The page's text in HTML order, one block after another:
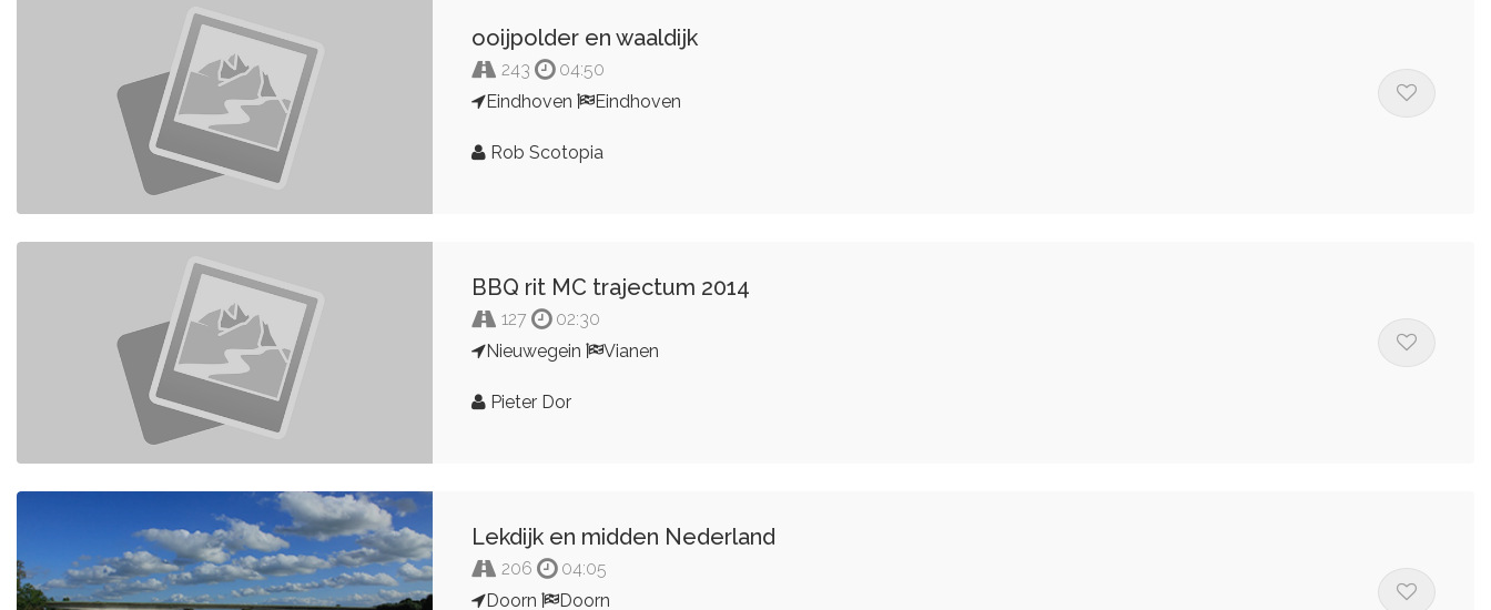
ooijpolder en waaldijk
243
04:50
Eindhoven
Eindhoven
Rob Scotopia
BBQ rit MC trajectum 2014
127
02:30
Nieuwegein
Vianen
Pieter Dor
Lekdijk en midden Nederland
206
04:05
Doorn
Doorn